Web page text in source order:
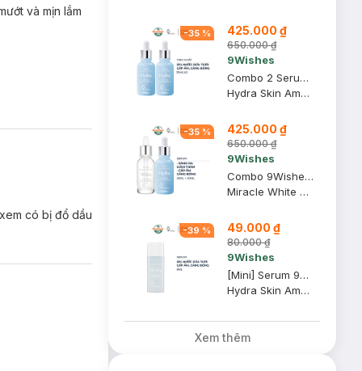
và mịn lắm
có bị đổ dầu
-35 % 425.000 ₫
650.000 ₫
9Wishes
Combo 2 Serum 9Wishes Dưỡng Ẩm & Làm Căng Bóng Da 30ml
Hydra Skin Ampule Serum
-35 % 425.000 ₫
650.000 ₫
9Wishes
Combo 9Wishes Serum Dưỡng Sáng, Giảm Thâm + Serum Dưỡng Ẩm Căng Bóng Da 25ml+30ml
Miracle White Ampule Serum + Hydra Skin Ampule Serum
-39 % 49.000 ₫
80.000 ₫
9Wishes
[Mini] Serum 9Wishes Dưỡng Ẩm Căng Bóng Da 8ml
Hydra Skin Ampule Serum
Xem thêm